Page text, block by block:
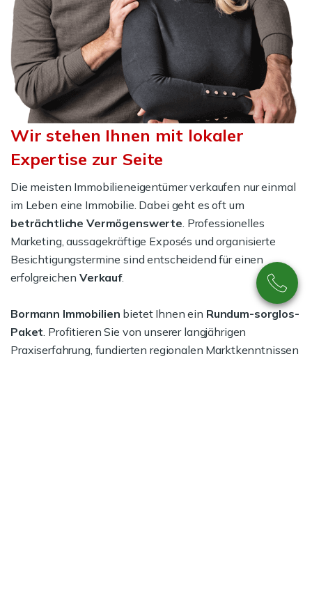
Wir stehen Ihnen mit lokaler
Expertise zur Seite
Die meisten Immobilieneigentümer verkaufen nur einmal
im Leben eine Immobilie. Dabei geht es oft um
beträchtliche Vermögenswerte . Professionelles
Marketing, aussagekräftige Exposés und organisierte
Besichtigungstermine sind entscheidend für einen
erfolgreichen Verkauf.
Bormann Immobilien bietet Ihnen ein Rundum-sorglos-
Paket . Profitieren Sie von unserer langjährigen
Praxiserfahrung, fundierten regionalen Marktkenntnissen